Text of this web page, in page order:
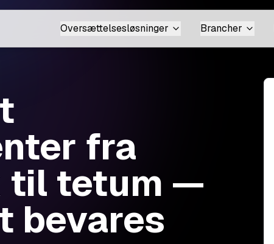
Oversættelsesløsninger Brancher
fra
til tetum —
bevares